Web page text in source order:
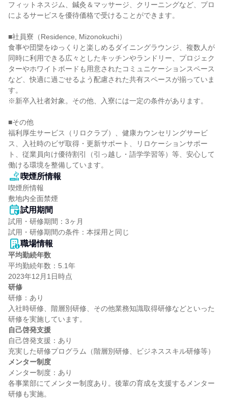
フィットネスジム、鍼灸＆マッサージ、クリーニングなど、プロ
によるサービスを優待価格で受けることができます。
■社員寮（Residence, Mizonokuchi）
食事や団欒をゆっくりと楽しめるダイニングラウンジ、複数人が
同時に利用できる広々としたキッチンやランドリー、プロジェク
ターやホワイトボードも用意されたコミュニケーションスペース
など、快適に過ごせるよう配慮された共有スペースが揃っていま
す。
※新卒入社者対象。その他、入寮には一定の条件があります。
■その他
福利厚生サービス（リロクラブ）、健康カウンセリングサービ
ス、入社時のビザ取得・更新サポート、リロケーションサポー
ト、従業員向け優待割引（引っ越し・語学学習等）等、安心して
働ける環境を整備しています。
喫煙所情報
喫煙所情報
敷地内全面禁煙
試用期間
試用・研修期間：3ヶ月
職場情報
平均勤続年数
平均勤続年数：5.1年
研修
研修：あり
入社時研修、階層別研修、その他業務知識取得研修などといった
自己啓発支援
自己啓発支援：あり
メンター制度
メンター制度：あり
各事業部にてメンター制度あり。後輩の育成を支援するメンター